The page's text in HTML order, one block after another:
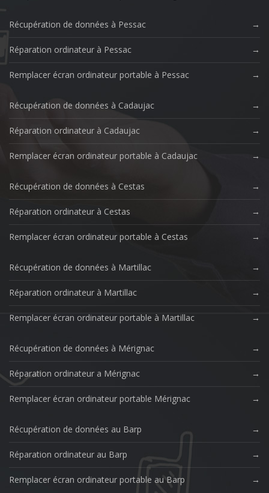
Récupération de données à Pessac
Réparation ordinateur à Pessac
Remplacer écran ordinateur portable à Pessac
Récupération de données à Cadaujac
Réparation ordinateur à Cadaujac
Remplacer écran ordinateur portable à Cadaujac
Récupération de données à Cestas
Réparation ordinateur à Cestas
Remplacer écran ordinateur portable à Cestas
Récupération de données à Martillac
Réparation ordinateur à Martillac
Remplacer écran ordinateur portable à Martillac
Récupération de données à Mérignac
Réparation ordinateur a Mérignac
Remplacer écran ordinateur portable Mérignac
Récupération de données au Barp
Réparation ordinateur au Barp
Remplacer écran ordinateur portable au Barp